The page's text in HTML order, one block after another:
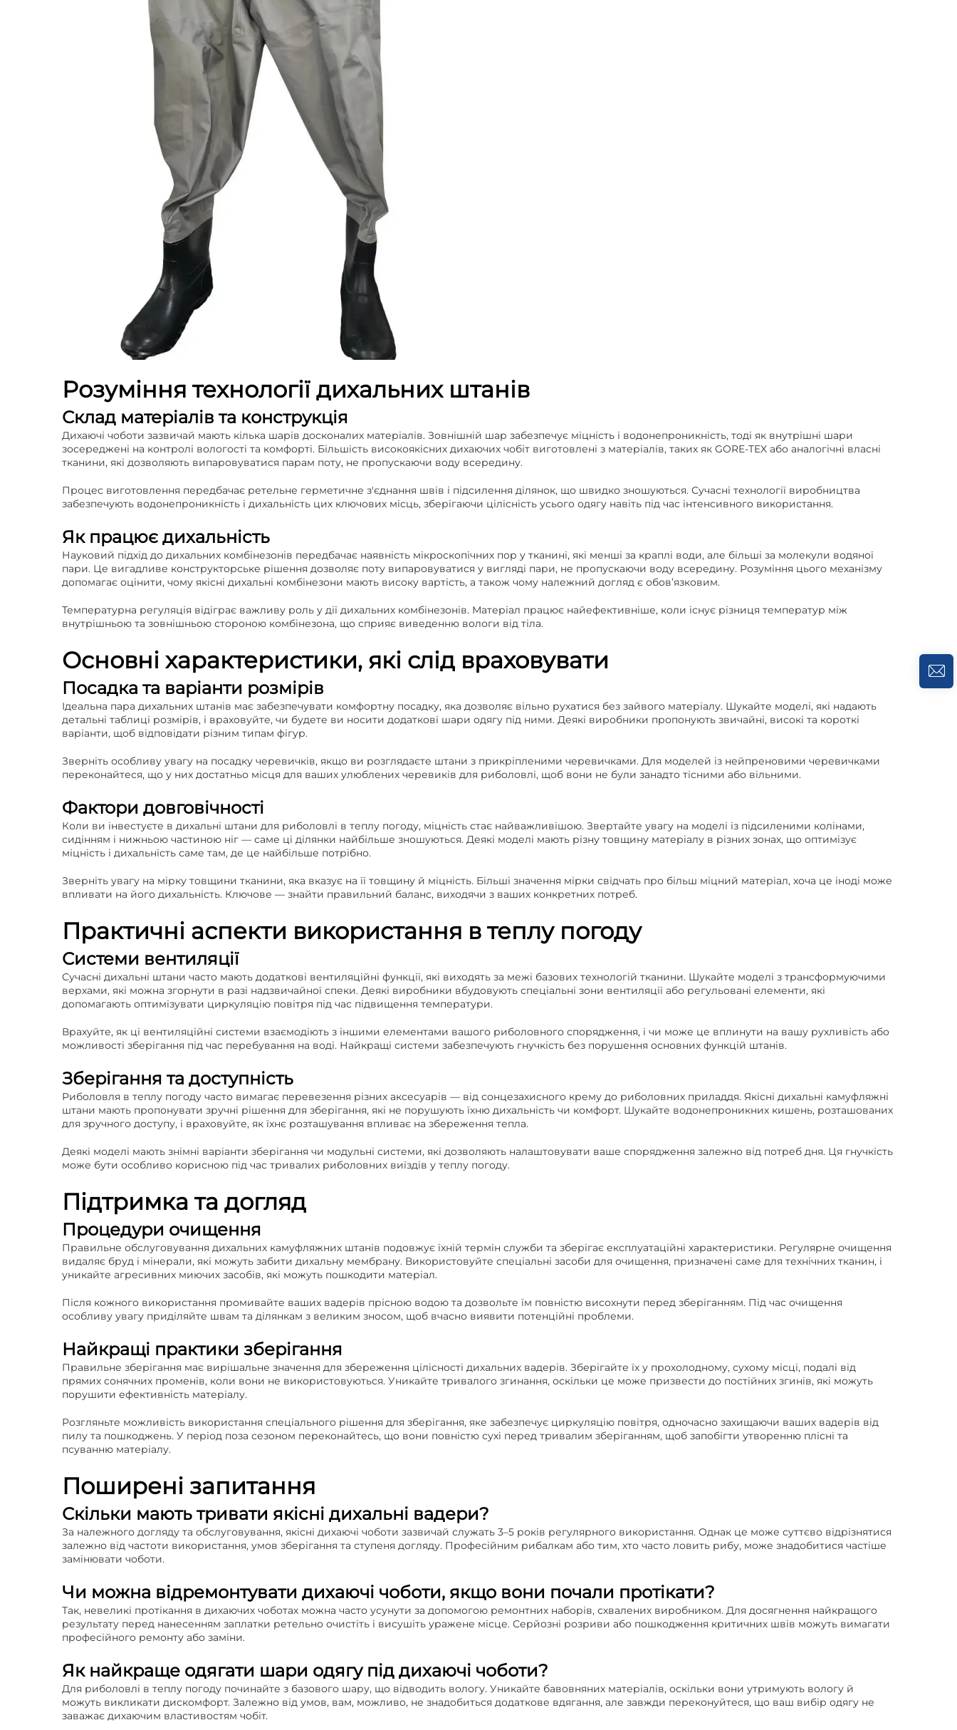
Розуміння технології дихальних штанів
Склад матеріалів та конструкція
Дихаючі чоботи зазвичай мають кілька шарів досконалих матеріалів. Зовнішній шар забезпечує міцність і водонепроникність, тоді як внутрішні шари
зосереджені на контролі вологості та комфорті. Більшість високоякісних дихаючих чобіт виготовлені з матеріалів, таких як GORE-TEX або аналогічні власні
тканини, які дозволяють випаровуватися парам поту, не пропускаючи воду всередину.
Процес виготовлення передбачає ретельне герметичне з'єднання швів і підсилення ділянок, що швидко зношуються. Сучасні технології виробництва
забезпечують водонепроникність і дихальність цих ключових місць, зберігаючи цілісність усього одягу навіть під час інтенсивного використання.
Як працює дихальність
Науковий підхід до дихальних комбінезонів передбачає наявність мікроскопічних пор у тканині, які менші за краплі води, але більші за молекули водяної
пари. Це вигадливе конструкторське рішення дозволяє поту випаровуватися у вигляді пари, не пропускаючи воду всередину. Розуміння цього механізму
допомагає оцінити, чому якісні дихальні комбінезони мають високу вартість, а також чому належний догляд є обов’язковим.
Температурна регуляція відіграє важливу роль у дії дихальних комбінезонів. Матеріал працює найефективніше, коли існує різниця температур між
внутрішньою та зовнішньою стороною комбінезона, що сприяє виведенню вологи від тіла.
Основні характеристики, які слід враховувати
Посадка та варіанти розмірів
Ідеальна пара дихальних штанів має забезпечувати комфортну посадку, яка дозволяє вільно рухатися без зайвого матеріалу. Шукайте моделі, які надають
детальні таблиці розмірів, і враховуйте, чи будете ви носити додаткові шари одягу під ними. Деякі виробники пропонують звичайні, високі та короткі
варіанти, щоб відповідати різним типам фігур.
Зверніть особливу увагу на посадку черевичків, якщо ви розглядаєте штани з прикріпленими черевичками. Для моделей із нейпреновими черевичками
переконайтеся, що у них достатньо місця для ваших улюблених черевиків для риболовлі, щоб вони не були занадто тісними або вільними.
Фактори довговічності
Коли ви інвестуєте в дихальні штани для риболовлі в теплу погоду, міцність стає найважливішою. Звертайте увагу на моделі із підсиленими колінами,
сидінням і нижньою частиною ніг — саме ці ділянки найбільше зношуються. Деякі моделі мають різну товщину матеріалу в різних зонах, що оптимізує
міцність і дихальність саме там, де це найбільше потрібно.
Зверніть увагу на мірку товщини тканини, яка вказує на її товщину й міцність. Більші значення мірки свідчать про більш міцний матеріал, хоча це іноді може
впливати на його дихальність. Ключове — знайти правильний баланс, виходячи з ваших конкретних потреб.
Практичні аспекти використання в теплу погоду
Системи вентиляції
Сучасні дихальні штани часто мають додаткові вентиляційні функції, які виходять за межі базових технологій тканини. Шукайте моделі з трансформуючими
верхами, які можна згорнути в разі надзвичайної спеки. Деякі виробники вбудовують спеціальні зони вентиляції або регульовані елементи, які
допомагають оптимізувати циркуляцію повітря під час підвищення температури.
Врахуйте, як ці вентиляційні системи взаємодіють з іншими елементами вашого риболовного спорядження, і чи може це вплинути на вашу рухливість або
можливості зберігання під час перебування на воді. Найкращі системи забезпечують гнучкість без порушення основних функцій штанів.
Зберігання та доступність
Риболовля в теплу погоду часто вимагає перевезення різних аксесуарів — від сонцезахисного крему до риболовних приладдя. Якісні дихальні камуфляжні
штани мають пропонувати зручні рішення для зберігання, які не порушують їхню дихальність чи комфорт. Шукайте водонепроникних кишень, розташованих
для зручного доступу, і враховуйте, як їхнє розташування впливає на збереження тепла.
Деякі моделі мають знімні варіанти зберігання чи модульні системи, які дозволяють налаштовувати ваше спорядження залежно від потреб дня. Ця гнучкість
може бути особливо корисною під час тривалих риболовних виїздів у теплу погоду.
Підтримка та догляд
Процедури очищення
Правильне обслуговування дихальних камуфляжних штанів подовжує їхній термін служби та зберігає експлуатаційні характеристики. Регулярне очищення
видаляє бруд і мінерали, які можуть забити дихальну мембрану. Використовуйте спеціальні засоби для очищення, призначені саме для технічних тканин, і
уникайте агресивних миючих засобів, які можуть пошкодити матеріал.
Після кожного використання промивайте ваших вадерів прісною водою та дозвольте їм повністю висохнути перед зберіганням. Під час очищення
особливу увагу приділяйте швам та ділянкам з великим зносом, щоб вчасно виявити потенційні проблеми.
Найкращі практики зберігання
Правильне зберігання має вирішальне значення для збереження цілісності дихальних вадерів. Зберігайте їх у прохолодному, сухому місці, подалі від
прямих сонячних променів, коли вони не використовуються. Уникайте тривалого згинання, оскільки це може призвести до постійних згинів, які можуть
порушити ефективність матеріалу.
Розгляньте можливість використання спеціального рішення для зберігання, яке забезпечує циркуляцію повітря, одночасно захищаючи ваших вадерів від
пилу та пошкоджень. У період поза сезоном переконайтесь, що вони повністю сухі перед тривалим зберіганням, щоб запобігти утворенню плісні та
псуванню матеріалу.
Поширені запитання
Скільки мають тривати якісні дихальні вадери?
За належного догляду та обслуговування, якісні дихаючі чоботи зазвичай служать 3–5 років регулярного використання. Однак це може суттєво відрізнятися
залежно від частоти використання, умов зберігання та ступеня догляду. Професійним рибалкам або тим, хто часто ловить рибу, може знадобитися частіше
замінювати чоботи.
Чи можна відремонтувати дихаючі чоботи, якщо вони почали протікати?
Так, невеликі протікання в дихаючих чоботах можна часто усунути за допомогою ремонтних наборів, схвалених виробником. Для досягнення найкращого
результату перед нанесенням заплатки ретельно очистіть і висушіть уражене місце. Серйозні розриви або пошкодження критичних швів можуть вимагати
професійного ремонту або заміни.
Як найкраще одягати шари одягу під дихаючі чоботи?
Для риболовлі в теплу погоду починайте з базового шару, що відводить вологу. Уникайте бавовняних матеріалів, оскільки вони утримують вологу й
можуть викликати дискомфорт. Залежно від умов, вам, можливо, не знадобиться додаткове вдягання, але завжди переконуйтеся, що ваш вибір одягу не
заважає дихаючим властивостям чобіт.